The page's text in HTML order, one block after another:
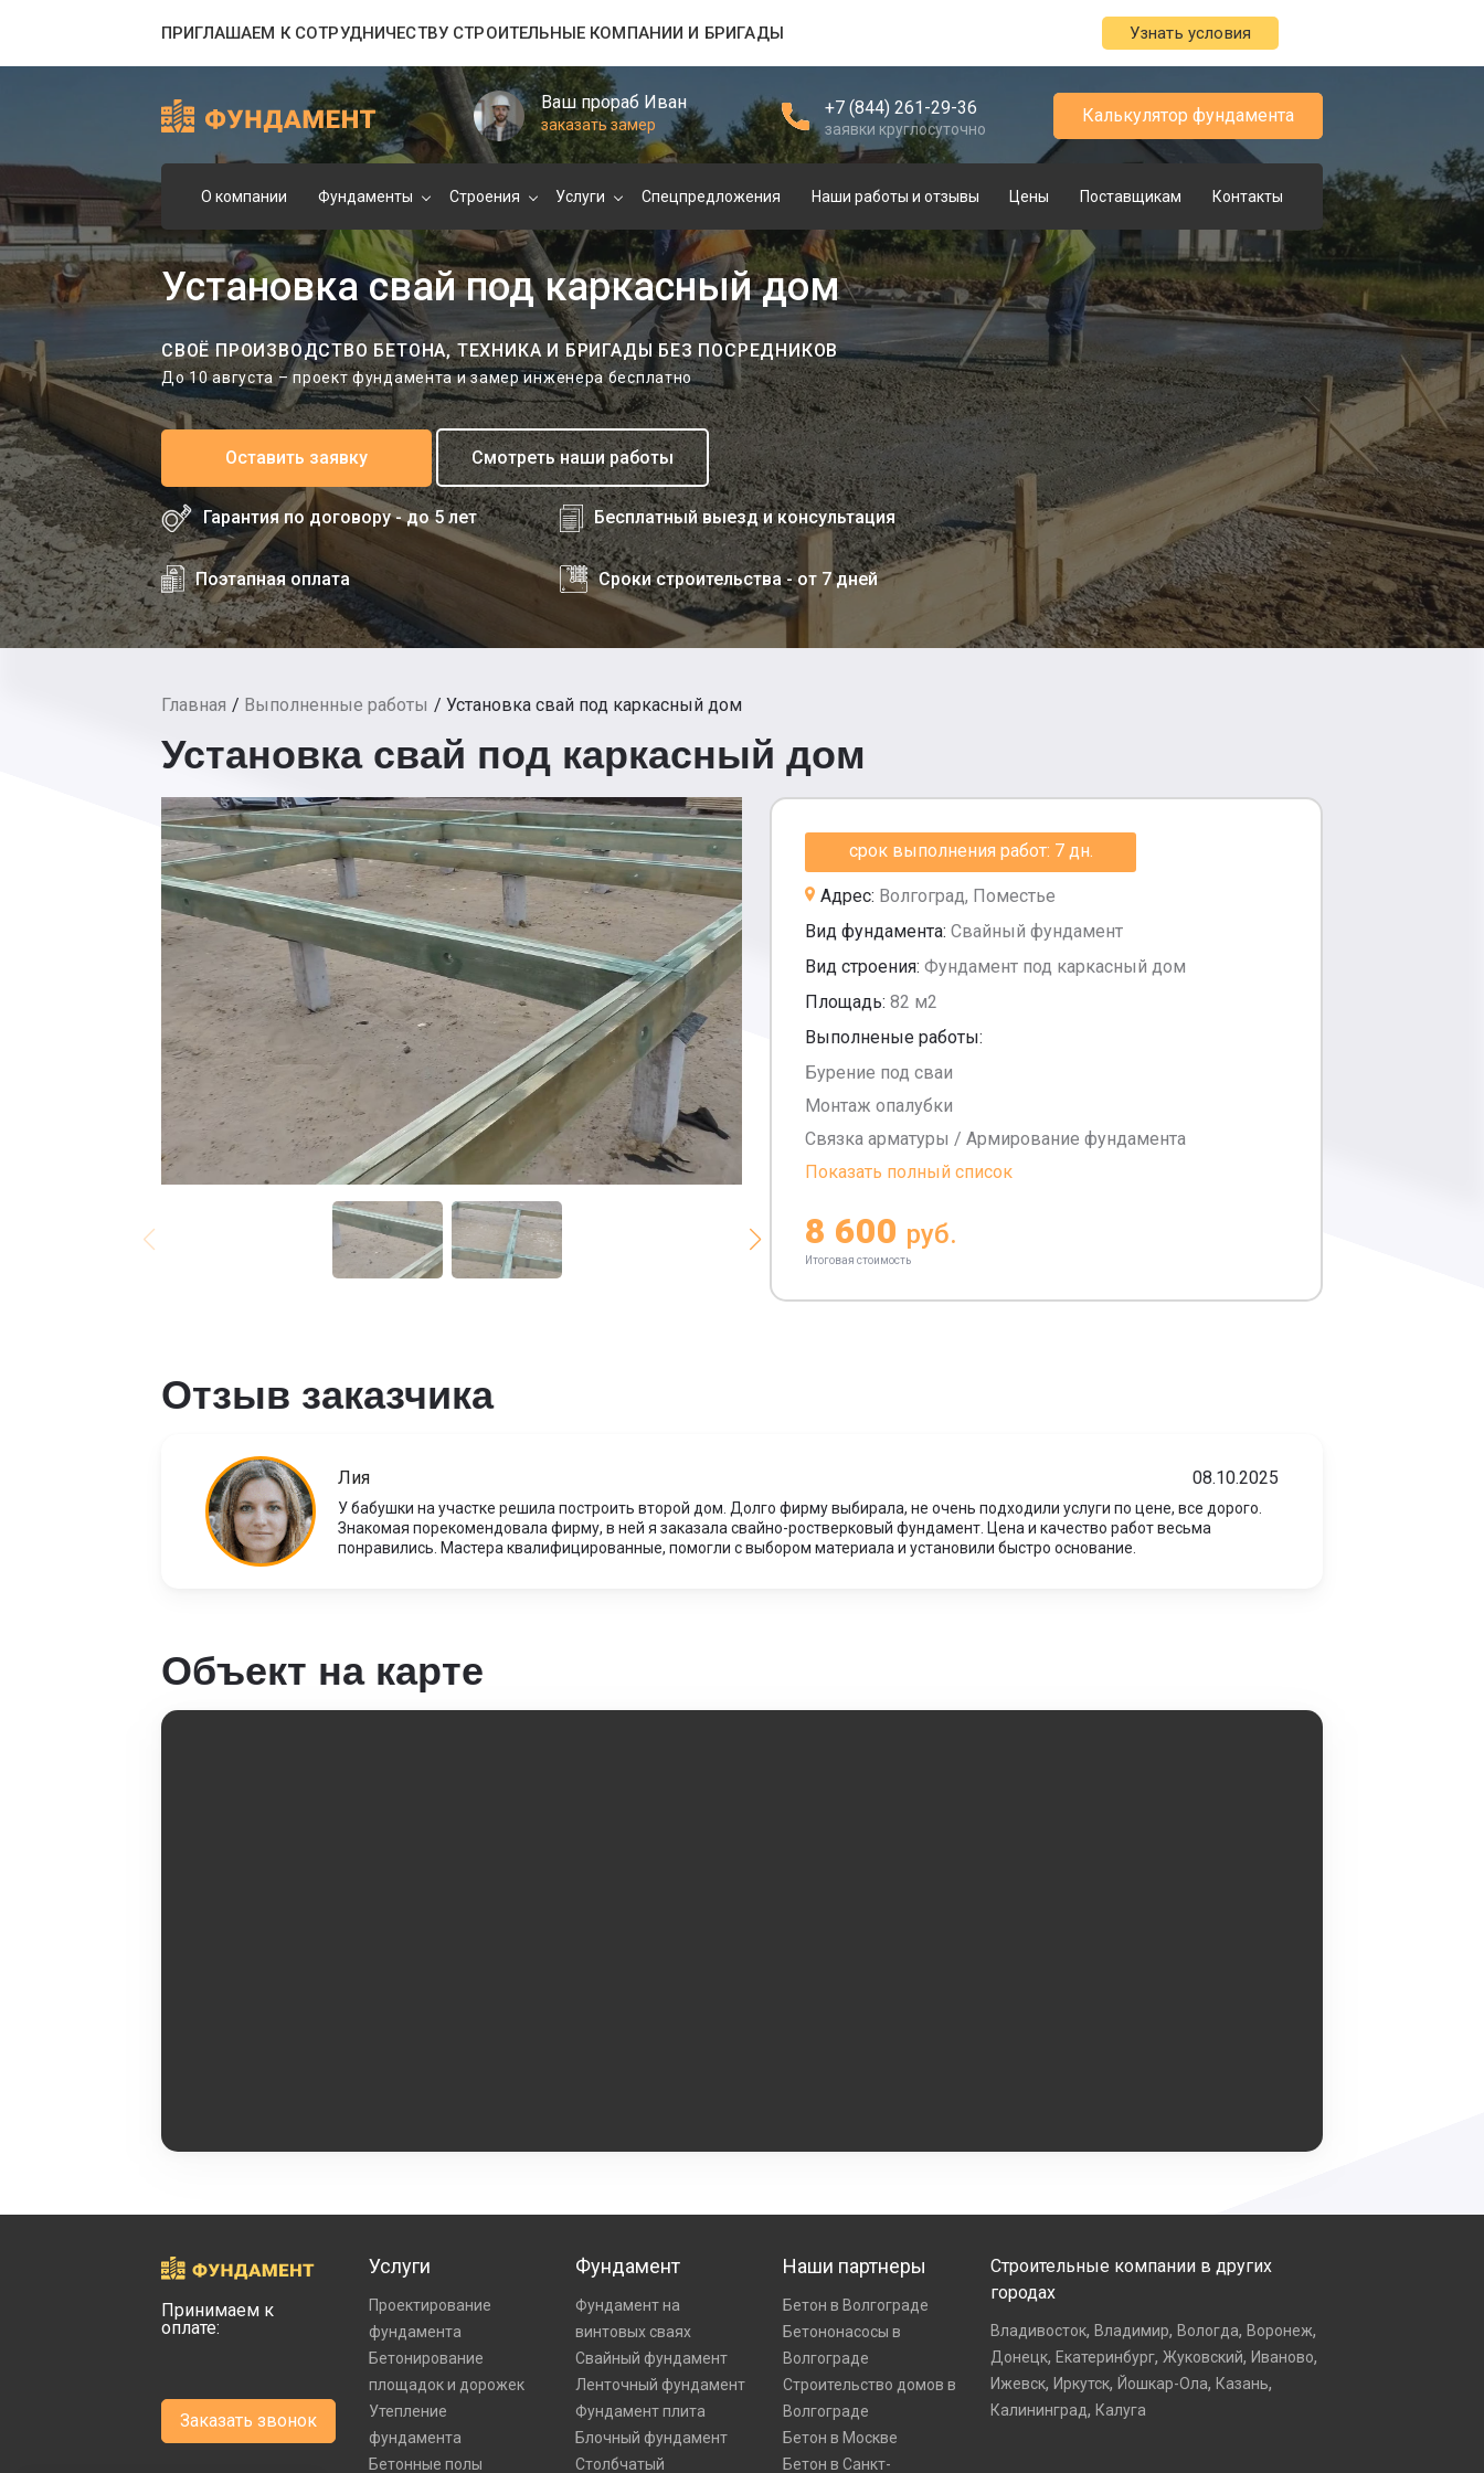
ПРИГЛАШАЕМ К СОТРУДНИЧЕСТВУ СТРОИТЕЛЬНЫЕ КОМПАНИИ И БРИГАДЫ Узнать условия
Ваш прораб Иван
заказать замер
+7 (844) 261-29-36
заявки круглосуточно
Калькулятор фундамента
О компании Фундаменты Строения Услуги Спецпредложения Наши работы и отзывы Цены Поставщикам Контакты
Установка свай под каркасный дом
СВОЁ ПРОИЗВОДСТВО БЕТОНА, ТЕХНИКА И БРИГАДЫ БЕЗ ПОСРЕДНИКОВ
До 10 августа – проект фундамента и замер инженера бесплатно
Оставить заявку Смотреть наши работы
Гарантия по договору - до 5 лет Бесплатный выезд и консультация
Поэтапная оплата Сроки строительства - от 7 дней
Главная Выполненные работы Установка свай под каркасный дом
Установка свай под каркасный дом
срок выполнения работ: 7 дн.
Адрес: Волгоград, Поместье
Вид фундамента: Свайный фундамент
Вид строения: Фундамент под каркасный дом
Площадь: 82 м2
Выполненые работы:
Бурение под сваи
Монтаж опалубки
Связка арматуры / Армирование фундамента
Показать полный список
8 600 руб.
Итоговая стоимость
Отзыв заказчика
Лия 08.10.2025
У бабушки на участке решила построить второй дом. Долго фирму выбирала, не очень подходили услуги по цене, все дорого.
Знакомая порекомендовала фирму, в ней я заказала свайно-ростверковый фундамент. Цена и качество работ весьма
понравились. Мастера квалифицированные, помогли с выбором материала и установили быстро основание.
Объект на карте
Принимаем к
оплате:
Заказать звонок
Услуги
Проектирование
фундамента
Бетонирование
площадок и дорожек
Утепление
фундамента
Бетонные полы
Фундамент
Фундамент на
винтовых сваях
Свайный фундамент
Ленточный фундамент
Фундамент плита
Блочный фундамент
Столбчатый
Наши партнеры
Бетон в Волгограде
Бетононасосы в
Волгограде
Строительство домов в
Волгограде
Бетон в Москве
Бетон в Санкт-
Строительные компании в других
городах
Владивосток, Владимир, Вологда, Воронеж,
Донецк, Екатеринбург, Жуковский, Иваново,
Ижевск, Иркутск, Йошкар-Ола, Казань,
Калининград, Калуга